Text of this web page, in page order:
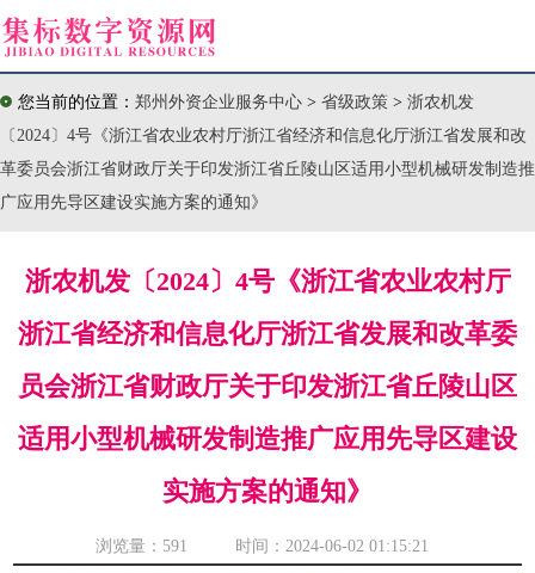
您当前的位置： 郑州外资企业服务中心 > 省级政策 > 浙农机发
〔2024〕4号《浙江省农业农村厅浙江省经济和信息化厅浙江省发展和改
革委员会浙江省财政厅关于印发浙江省丘陵山区适用小型机械研发制造推
广应用先导区建设实施方案的通知》
浙农机发〔2024〕4号《浙江省农业农村厅
浙江省经济和信息化厅浙江省发展和改革委
员会浙江省财政厅关于印发浙江省丘陵山区
适用小型机械研发制造推广应用先导区建设
实施方案的通知》
浏览量： 591 时间：2024-06-02 01:15:21